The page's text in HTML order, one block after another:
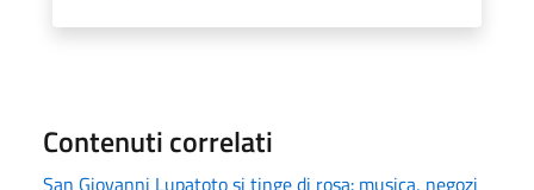
Contenuti correlati
San Giovanni Lupatoto si tinge di rosa: musica, negozi